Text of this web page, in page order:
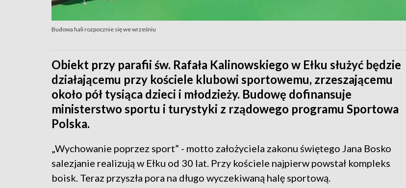
Budowa hali rozpocznie się we wrześniu
Obiekt przy parafii św. Rafała Kalinowskiego w Ełku służyć będzie
działającemu przy kościele klubowi sportowemu, zrzeszającemu
około pół tysiąca dzieci i młodzieży. Budowę dofinansuje
ministerstwo sportu i turystyki z rządowego programu Sportowa
Polska.
„Wychowanie poprzez sport” - motto założyciela zakonu świętego Jana Bosko
salezjanie realizują w Ełku od 30 lat. Przy kościele najpierw powstał kompleks
boisk. Teraz przyszła pora na długo wyczekiwaną halę sportową.